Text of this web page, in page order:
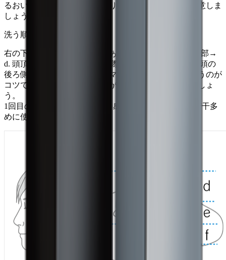
るおいまで落としてしまったりする恐れがあるので注意しま
しょう。
洗う順番にもコツが！
右の下の図のように、a. えりあし→ b. 後頭部→ c. 側頭部→
d. 頭頂部→ e. 前頭部→ f. 生え際の順で洗って下さい。頭の
後ろ側からおでこに向かい、マッサージするように洗うのが
コツです。こすらずに、地肌が動く程度の力で洗いましょ
う。
1回目のシャンプーは髪を洗う感覚で、シャンプーは若干多
めに使用します。